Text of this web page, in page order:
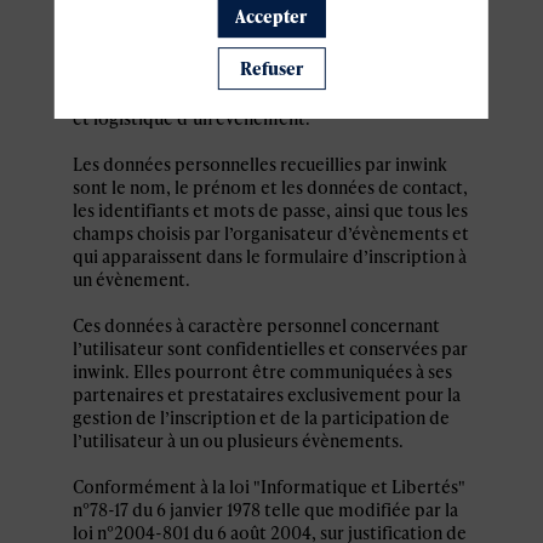
inwink est nécessaire pour permettre à
l’utilisateur de s’inscrire à un évènement,
d’accéder au site d’un évènement, et de consulter
les informations relatives à l’organisation pratique
et logistique d’un évènement.
Les données personnelles recueillies par inwink
sont le nom, le prénom et les données de contact,
les identifiants et mots de passe, ainsi que tous les
champs choisis par l’organisateur d’évènements et
qui apparaissent dans le formulaire d’inscription à
un évènement.
Ces données à caractère personnel concernant
l’utilisateur sont confidentielles et conservées par
inwink. Elles pourront être communiquées à ses
partenaires et prestataires exclusivement pour la
gestion de l’inscription et de la participation de
l’utilisateur à un ou plusieurs évènements.
Conformément à la loi "Informatique et Libertés"
n°78-17 du 6 janvier 1978 telle que modifiée par la
loi n°2004-801 du 6 août 2004, sur justification de
Accepter
Refuser